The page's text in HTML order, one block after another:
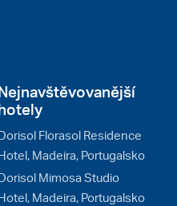
Florasol Residence
Madeira, Portugalsko
Mimosa Studio
Madeira, Portugalsko